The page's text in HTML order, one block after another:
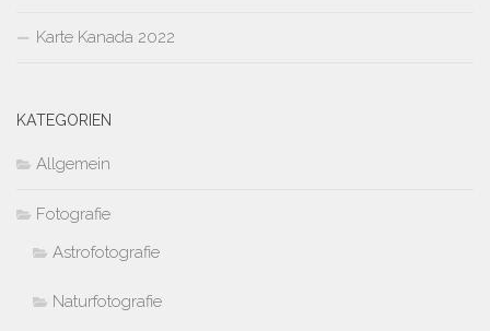
Karte Kanada 2022
KATEGORIEN
Allgemein
Fotografie
Astrofotografie
Naturfotografie